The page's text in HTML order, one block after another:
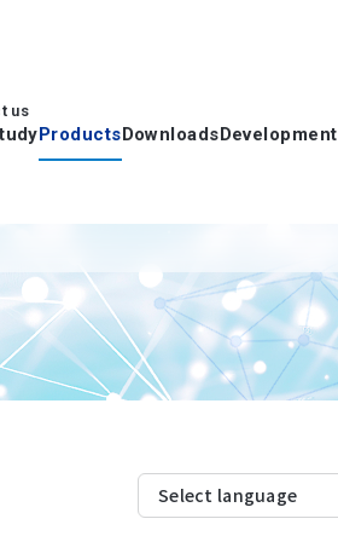
us
ProductsDownloadsDevelopment